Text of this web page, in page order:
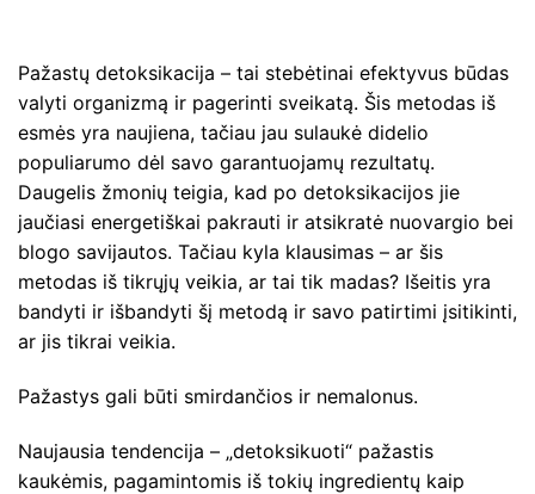
Pažastų detoksikacija – tai stebėtinai efektyvus būdas
valyti organizmą ir pagerinti sveikatą. Šis metodas iš
esmės yra naujiena, tačiau jau sulaukė didelio
populiarumo dėl savo garantuojamų rezultatų.
Daugelis žmonių teigia, kad po detoksikacijos jie
jaučiasi energetiškai pakrauti ir atsikratė nuovargio bei
blogo savijautos. Tačiau kyla klausimas – ar šis
metodas iš tikrųjų veikia, ar tai tik madas? Išeitis yra
bandyti ir išbandyti šį metodą ir savo patirtimi įsitikinti,
ar jis tikrai veikia.
Pažastys gali būti smirdančios ir nemalonus.
Naujausia tendencija – „detoksikuoti“ pažastis
kaukėmis, pagamintomis iš tokių ingredientų kaip